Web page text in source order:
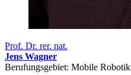
Prof. Dr. rer. nat.
Jens Wagner
Berufungsgebiet: Mobile Robotik